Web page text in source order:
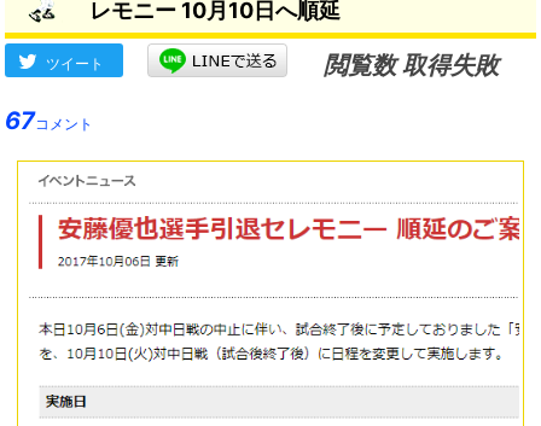
レモニー 10月10日へ順延
ツイート
閲覧数 取得失敗
67コメント